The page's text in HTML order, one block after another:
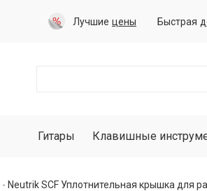
Лучшие цены Быстрая
Гитары Клавишные
Neutrik SCF Уплотнительная крышка для